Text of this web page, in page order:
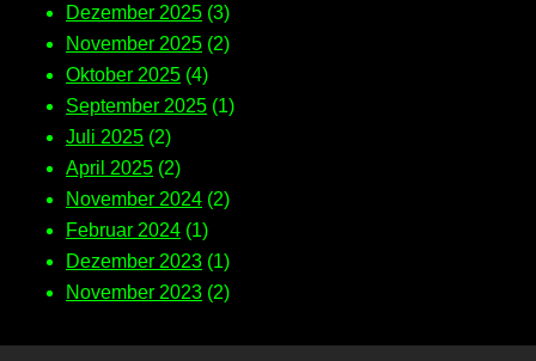
Dezember 2025 (3)
November 2025 (2)
Oktober 2025 (4)
September 2025 (1)
Juli 2025 (2)
April 2025 (2)
November 2024 (2)
Februar 2024 (1)
Dezember 2023 (1)
November 2023 (2)